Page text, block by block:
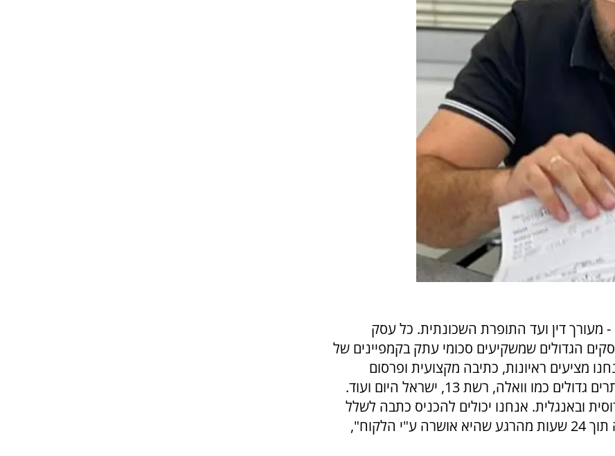
דין ועד התופרת השכונתית. כל עסק
הגדולים שמשקיעים סכומי עתק בקמפיינים של
מציעים ראיונות, כתיבה מקצועית ופרסום
כתבות שיווק ותדמית ברשת. אנחנו עובדים עם אתרים גדולים כמו וואלה, רשת 13, ישראל היום ועוד.
ובאנגלית. אנחנו יכולים להכניס כתבה לשלל
אתרים בלי קושי ובלי להתחנן. לרוב היא גם תעלה תוך 24 שעות מהרגע שהיא אושרה ע"י הלקוח",